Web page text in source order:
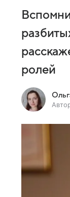
ролей